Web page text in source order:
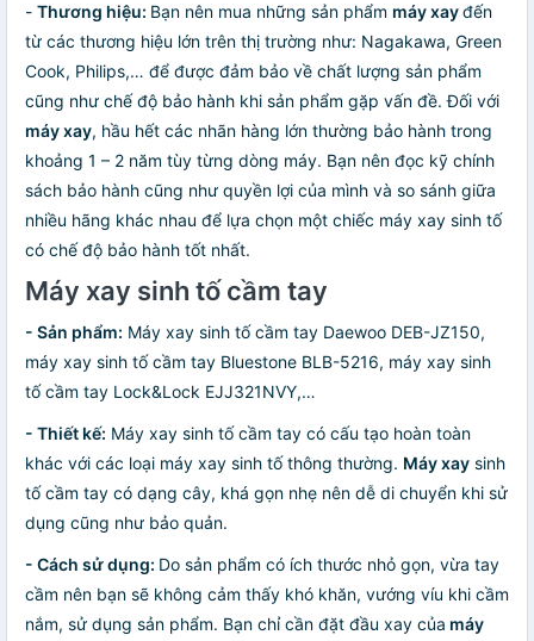
- Thương hiệu: Bạn nên mua những sản phẩm máy xayđến
từ các thương hiệu lớn trên thị trường như: Nagakawa, Green
Cook, Philips,… để được đảm bảo về chất lượng sản phẩm
cũng như chế độ bảo hành khi sản phẩm gặp vấn đề. Đối với
máy xay, hầu hết các nhãn hàng lớn thường bảo hành trong
khoảng 1 – 2 năm tùy từng dòng máy. Bạn nên đọc kỹ chính
sách bảo hành cũng như quyền lợi của mình và so sánh giữa
nhiều hãng khác nhau để lựa chọn một chiếc máy xay sinh tố
có chế độ bảo hành tốt nhất.
Máy xay sinh tố cầm tay
- Sản phẩm: Máy xay sinh tố cầm tay Daewoo DEB-JZ150,
máy xay sinh tố cầm tay Bluestone BLB-5216, máy xay sinh
tố cầm tay Lock&Lock EJJ321NVY,…
- Thiết kế: Máy xay sinh tố cầm tay có cấu tạo hoàn toàn
khác với các loại máy xay sinh tố thông thường. Máy xay sinh
tố cầm tay có dạng cây, khá gọn nhẹ nên dễ di chuyển khi sử
dụng cũng như bảo quản.
- Cách sử dụng: Do sản phẩm có ích thước nhỏ gọn, vừa tay
cầm nên bạn sẽ không cảm thấy khó khăn, vướng víu khi cầm
nắm, sử dụng sản phẩm. Bạn chỉ cần đặt đầu xay của máy